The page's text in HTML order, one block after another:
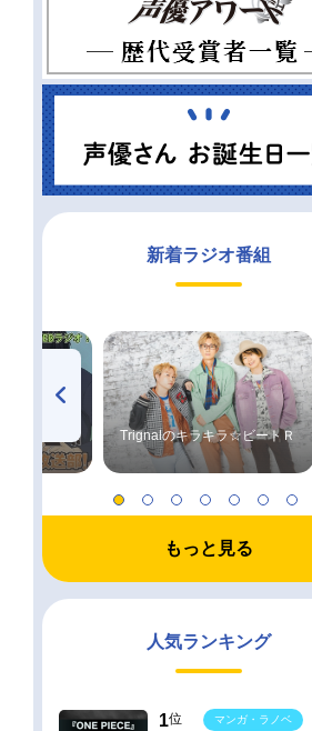
新着ラジオ番組
校放送部! Trignalのキラキラ☆ビートＲ
もっと見る
人気ランキング
1位
マンガ・ラノベ